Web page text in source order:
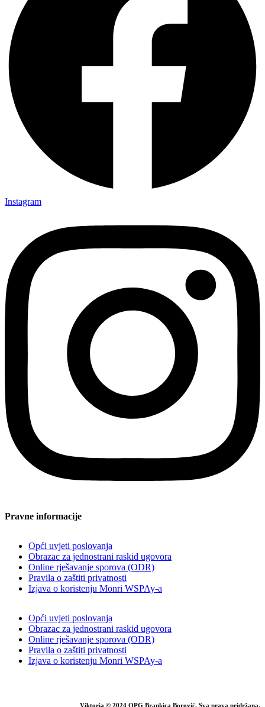
Instagram
Pravne informacije
Opći uvjeti poslovanja
Obrazac za jednostrani raskid ugovora
Online rješavanje sporova (ODR)
Pravila o zaštiti privatnosti
Izjava o koristenju Monri WSPAy-a
Opći uvjeti poslovanja
Obrazac za jednostrani raskid ugovora
Online rješavanje sporova (ODR)
Pravila o zaštiti privatnosti
Izjava o koristenju Monri WSPAy-a
Viktoria © 2024 OPG Brankica Borović. Sva prava pridržana.